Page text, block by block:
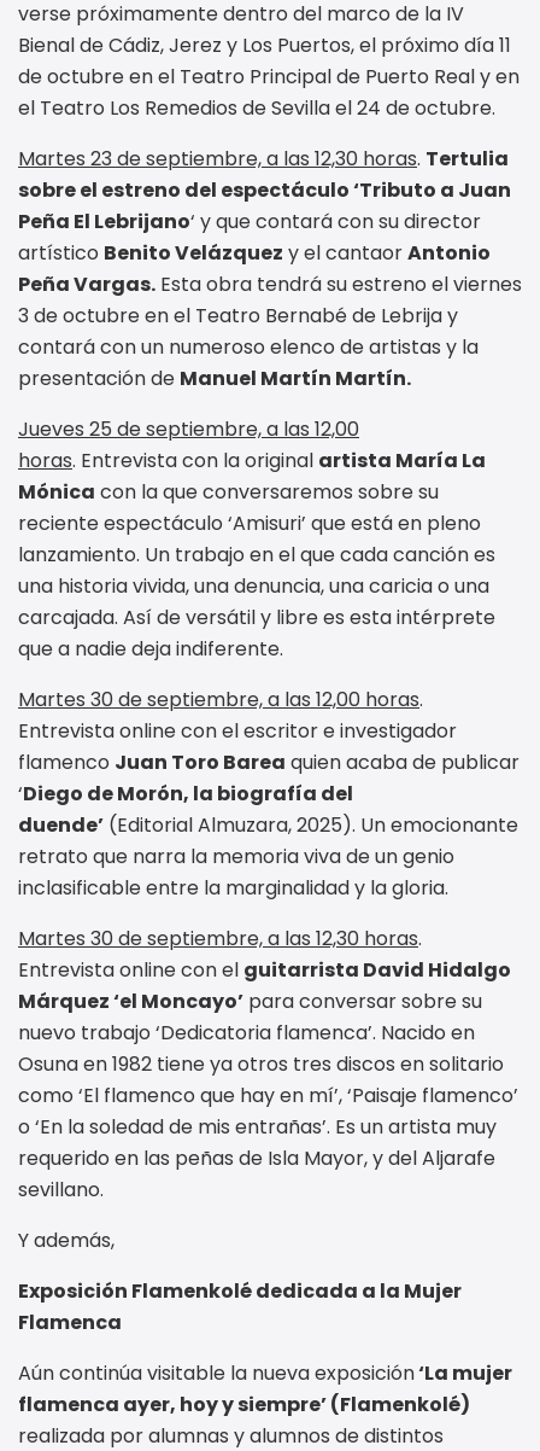
verse próximamente dentro del marco de la IV
Bienal de Cádiz, Jerez y Los Puertos, el próximo día 11
de octubre en el Teatro Principal de Puerto Real y en
el Teatro Los Remedios de Sevilla el 24 de octubre.
Martes 23 de septiembre, a las 12,30 horas. Tertulia
sobre el estreno del espectáculo ‘Tributo a Juan
Peña El Lebrijano‘ y que contará con su director
artístico Benito Velázquez y el cantaorAntonio
Peña Vargas. Esta obra tendrá su estreno el viernes
3 de octubre en el Teatro Bernabé de Lebrija y
contará con un numeroso elenco de artistas y la
presentación de Manuel Martín Martín.
Jueves 25 de septiembre, a las 12,00
horas. Entrevista con la original artista María La
Mónica con la que conversaremos sobre su
reciente espectáculo ‘Amisuri’ que está en pleno
lanzamiento. Un trabajo en el que cada canción es
una historia vivida, una denuncia, una caricia o una
carcajada. Así de versátil y libre es esta intérprete
que a nadie deja indiferente.
Martes 30 de septiembre, a las 12,00 horas.
Entrevista online con el escritor e investigador
flamenco Juan Toro Barea quien acaba de publicar
‘Diego de Morón, la biografía del
duende’ (Editorial Almuzara, 2025). Un emocionante
retrato que narra la memoria viva de un genio
inclasificable entre la marginalidad y la gloria.
Martes 30 de septiembre, a las 12,30 horas.
Entrevista online con el guitarrista David Hidalgo
Márquez ‘el Moncayo’ para conversar sobre su
nuevo trabajo ‘Dedicatoria flamenca’. Nacido en
Osuna en 1982 tiene ya otros tres discos en solitario
como ‘El flamenco que hay en mí’, ‘Paisaje flamenco’
o ‘En la soledad de mis entrañas’. Es un artista muy
requerido en las peñas de Isla Mayor, y del Aljarafe
sevillano.
Y además,
Exposición Flamenkolé dedicada a la Mujer
Flamenca
Aún continúa visitable la nueva exposición‘La mujer
flamenca ayer, hoy y siempre’ (Flamenkolé)
realizada por alumnas y alumnos de distintos